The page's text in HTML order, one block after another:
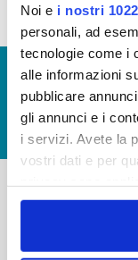
Noi e i nostri
personali, ad
tecnologie come i
alle informazioni
pubblicare
gli annunci e i
i servizi. Avete la
vostri dati e per
in cui avete
modificare o
momento dalla
© Copyright 2017
Publiacqua S.p.A